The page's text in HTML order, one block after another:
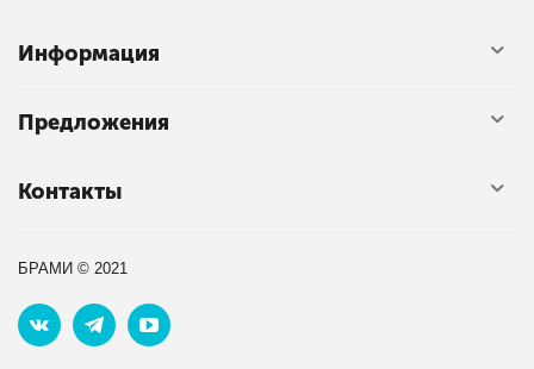
Информация
Предложения
Контакты
БРАМИ © 2021